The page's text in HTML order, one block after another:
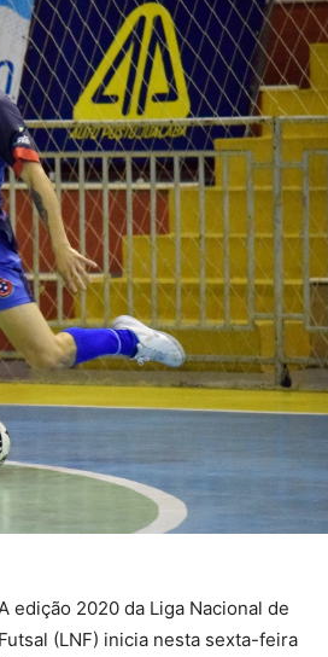
A edição 2020 da Liga Nacional de
Futsal (LNF) inicia nesta sexta-feira